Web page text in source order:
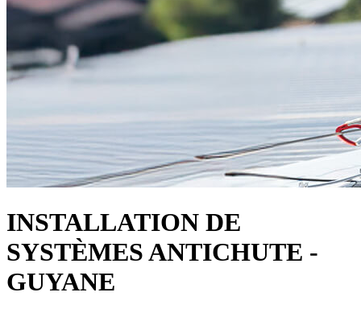
INSTALLATION DE
SYSTÈMES ANTICHUTE -
GUYANE